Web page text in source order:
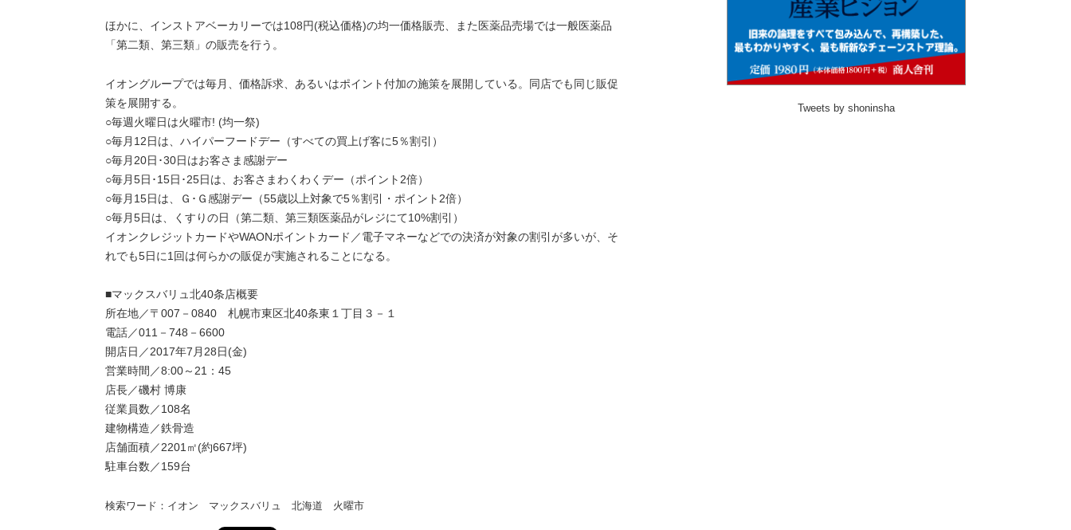
ほかに、インストアベーカリーでは108円(税込価格)の均一価格販売、また医薬品売場では一般医薬品
「第二類、第三類」の販売を行う。
イオングループでは毎月、価格訴求、あるいはポイント付加の施策を展開している。同店でも同じ販促
策を展開する。
○毎週火曜日は火曜市! (均一祭)
○毎月12日は、ハイパーフードデー（すべての買上げ客に5％割引）
○毎月20日･30日はお客さま感謝デー
○毎月5日･15日･25日は、お客さまわくわくデー（ポイント2倍）
○毎月15日は、Ｇ･Ｇ感謝デー（55歳以上対象で5％割引・ポイント2倍）
○毎月5日は、くすりの日（第二類、第三類医薬品がレジにて10%割引）
イオンクレジットカードやWAONポイントカード／電子マネーなどでの決済が対象の割引が多いが、そ
れでも5日に1回は何らかの販促が実施されることになる。
■マックスバリュ北40条店概要
所在地／〒007－0840 札幌市東区北40条東１丁目３－１
電話／011－748－6600
開店日／2017年7月28日(金)
営業時間／8:00～21：45
店長／磯村 博康
従業員数／108名
建物構造／鉄骨造
店舗面積／2201㎡(約667坪)
駐車台数／159台
検索ワード：イオン マックスバリュ 北海道 火曜市
Tweets by shoninsha